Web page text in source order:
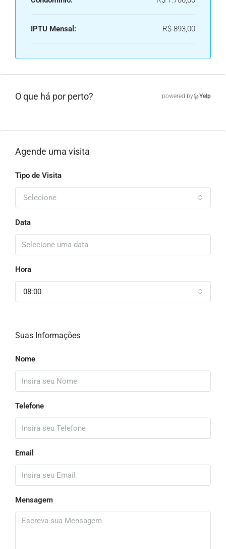
IPTU Mensal: R$ 893,00
O que há por perto? powered by Yelp
Agende uma visita
Tipo de Visita
Selecione
Data
Hora
08:00
Suas Informações
Nome
Telefone
Email
Mensagem